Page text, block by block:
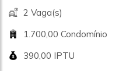
2 Vaga(s)
1.700,00 Condomínio
390,00 IPTU